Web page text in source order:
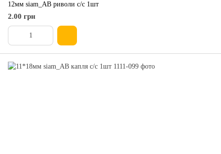
12мм siam_AB риволи с/с 1шт
2.00 грн